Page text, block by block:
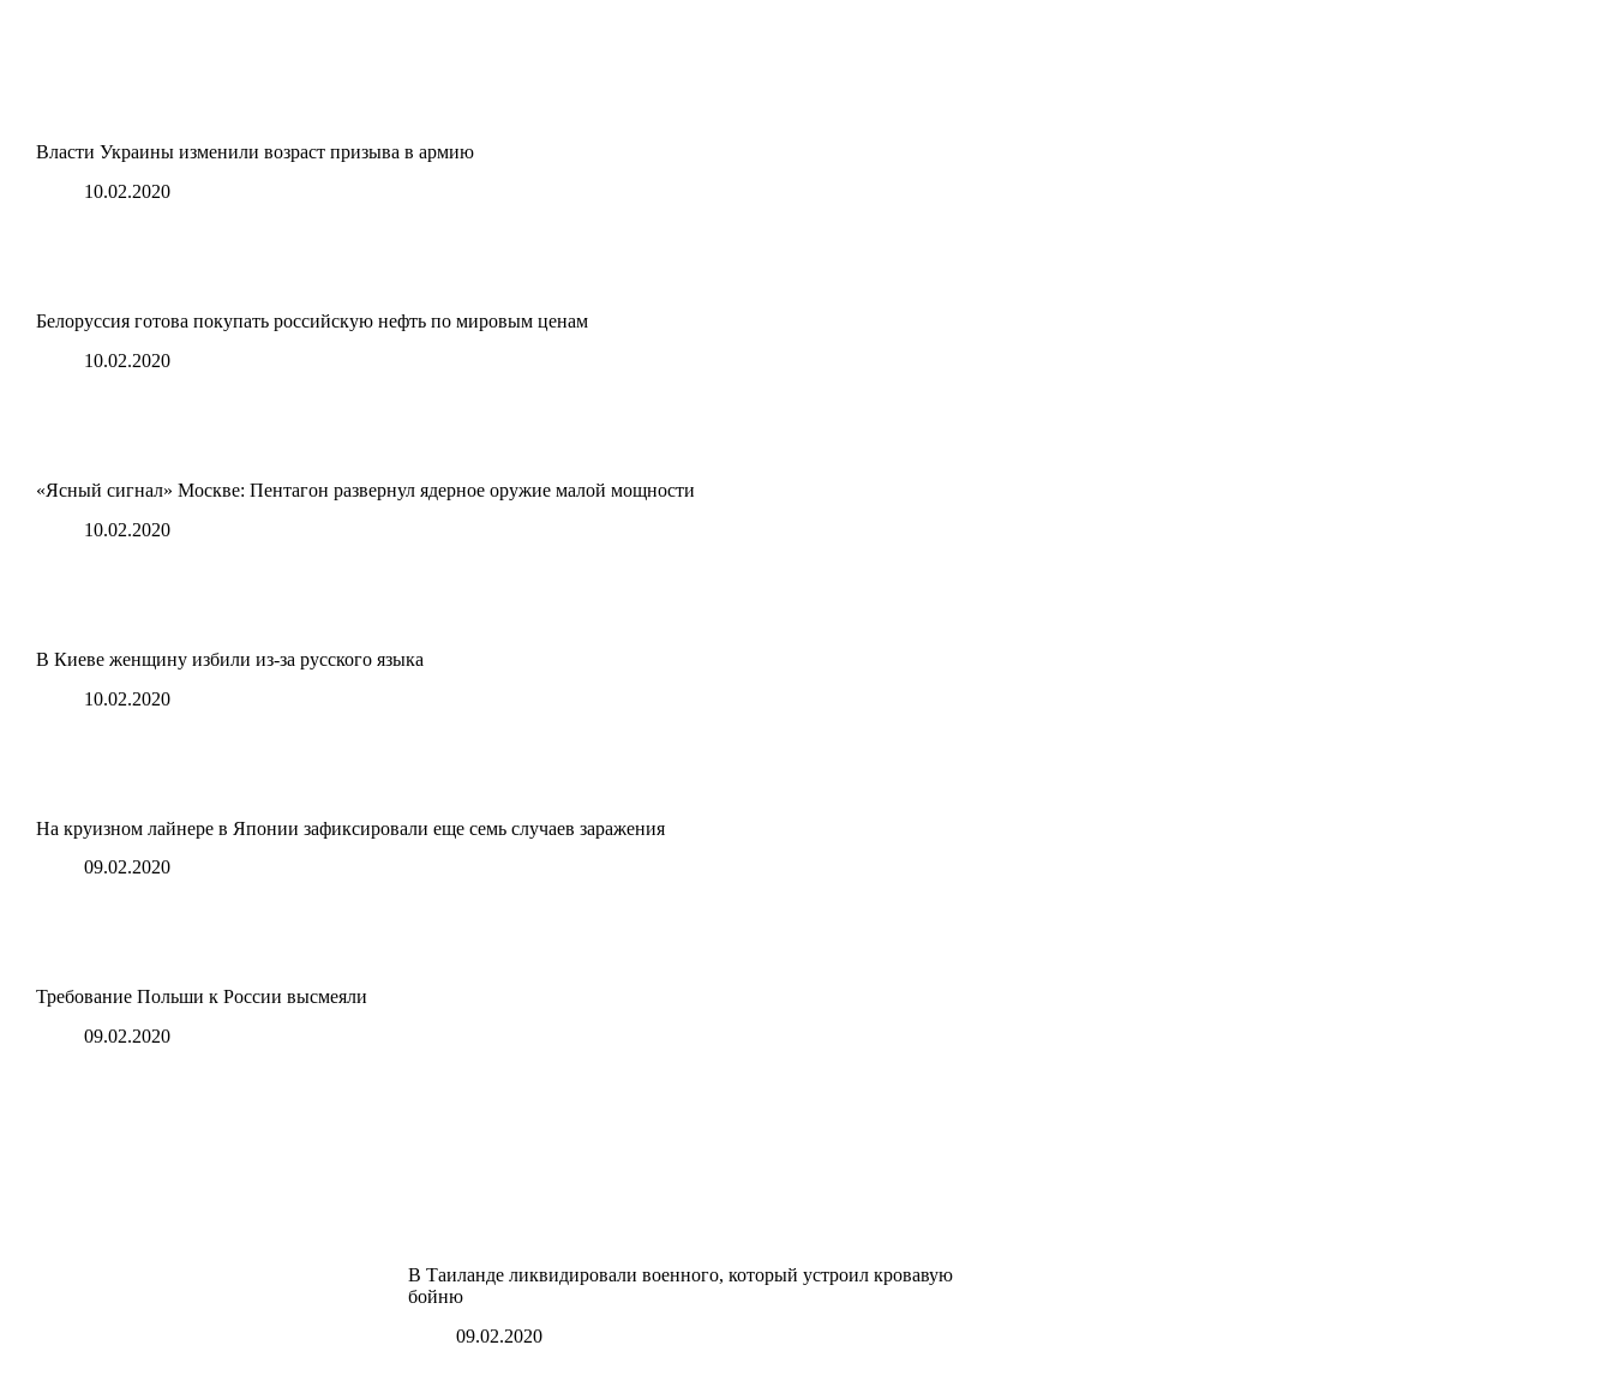
Власти Украины изменили возраст призыва в армию
10.02.2020
Белоруссия готова покупать российскую нефть по мировым ценам
10.02.2020
«Ясный сигнал» Москве: Пентагон развернул ядерное оружие малой мощности
10.02.2020
В Киеве женщину избили из-за русского языка
10.02.2020
На круизном лайнере в Японии зафиксировали еще семь случаев заражения
09.02.2020
Требование Польши к России высмеяли
09.02.2020
В Таиланде ликвидировали военного, который устроил кровавую
бойню
09.02.2020